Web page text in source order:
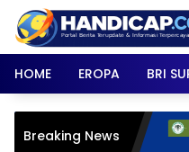
content
HOME
EROPA BRI
Breaking News
2026
Prediksi
April 2026